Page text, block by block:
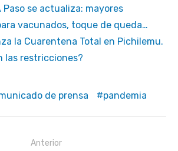
Paso se actualiza: mayores
vacunados, toque de queda…
la Cuarentena Total en Pichilemu.
las restricciones?
de prensa pandemia
Anterior